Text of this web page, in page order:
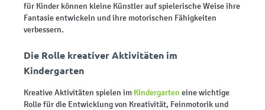
für Kinder können kleine Künstler auf spielerische Weise ihre
Fantasie entwickeln und ihre motorischen Fähigkeiten
verbessern.
Die Rolle kreativer Aktivitäten im
Kindergarten
Kreative Aktivitäten spielen im Kindergarten eine wichtige
Rolle für die Entwicklung von Kreativität, Feinmotorik und